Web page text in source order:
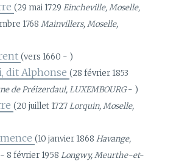
(29 mai 1729Eincheville, Moselle,
1768Mainvillers, Moselle,
(vers 1660 - )
dit Alphonse(28 février 1853
de Préizerdaul, LUXEMBOURG- )
(20 juillet 1727Lorquin, Moselle,
(10 janvier 1868Havange,
- 8 février 1958Longwy, Meurthe-et-